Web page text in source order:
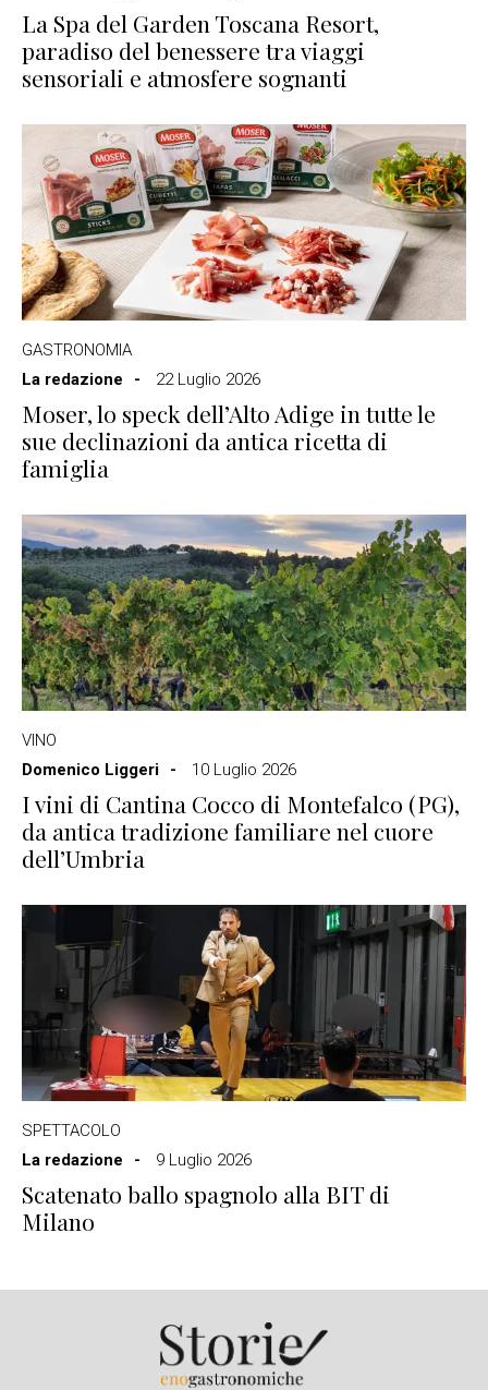
La Spa del Garden Toscana Resort,
paradiso del benessere tra viaggi
sensoriali e atmosfere sognanti
GASTRONOMIA
La redazione
22 Luglio 2026
Moser, lo speck dell’Alto Adige in tutte le
sue declinazioni da antica ricetta di
famiglia
VINO
Domenico Liggeri
10 Luglio 2026
I vini di Cantina Cocco di Montefalco (PG),
da antica tradizione familiare nel cuore
dell’Umbria
SPETTACOLO
La redazione
9 Luglio 2026
Scatenato ballo spagnolo alla BIT di
Milano